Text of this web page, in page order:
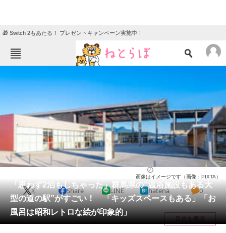
🎁 Switch 2もあたる！ プレゼントキャンペーン実施中！
クイズ
グルメ 地域
教育・育児
動物 リサーチ
会員記事
メディア
注目記事を集めた総合ページ
「思わず2泊もしちゃった」群馬県の“温浴施設もある大
型の道の駅”がすごい！ 「キッズスペースもある」「お
風呂は昭和レトロな絵が印象的」
画像はイメージです（画像：PIXTA）
X Share LINE hatena 0
目次を表示